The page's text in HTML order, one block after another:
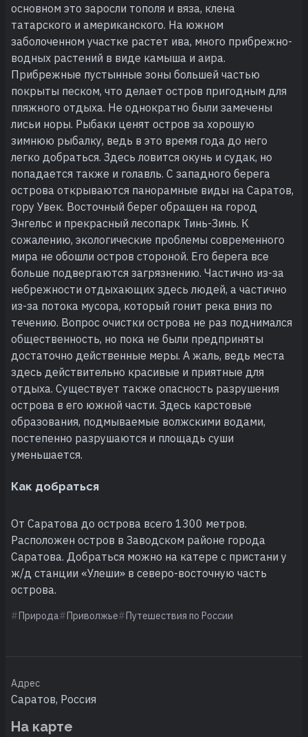
основном это заросли тополя и вяза, клена
татарского и американского. На южном
заболоченном участке растет ива, много прибрежно-
водных растений в виде камыша и аира.
Прибрежные пустынные зоны большей частью
покрыты песком, что делает остров пригодным для
пляжного отдыха. Не однократно были замечены
лисьи норы. Рыбаки ценят остров за хорошую
зимнюю рыбалку, ведь в это время года до него
легко добраться. Здесь ловится окунь и судак, но
попадается также и голавль. С западного берега
острова открываются панорамные виды на Саратов,
гору Увек. Восточный берег обращен на город
Энгельс и прекрасный лесопарк Тинь-Зинь. К
сожалению, экологические проблемы современного
мира не обошли остров стороной. Его берега все
больше подвергаются загрязнению. Частично из-за
небрежности отдыхающих здесь людей, а частично
из-за потока мусора, который гонит река вниз по
течению. Вопрос очистки острова не раз поднимался
общественность, но пока не были предприняты
достаточно действенные меры. А жаль, ведь места
здесь действительно красивые и приятные для
отдыха. Существует также опасность разрушения
острова в его южной части. Здесь карстовые
образования, подмываемые волжскими водами,
постепенно разрушаются и площадь суши
уменьшается.
Как добраться
От Саратова до острова всего 1300 метров.
Расположен остров в Заводском районе города
Саратова. Добраться можно на катере с пристани у
ж/д станции «Улеши» в северо-восточную часть
острова.
Природа Приволжье Путешествия по России
Адрес
Саратов, Россия
На карте